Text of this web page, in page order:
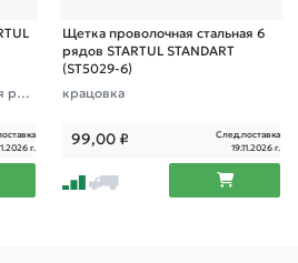
рук
г.
Щетка проволочная стальная 6
рядов STARTUL STANDART
(ST5029-6)
крацовка
99,00₽
След.поставка
19.11.2026 г.